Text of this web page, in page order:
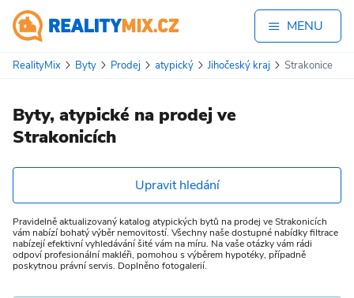
MENU
RealityMix Byty Prodej atypický Jihočeský kraj Strakonice
Byty, atypické na prodej ve
Strakonicích
Upravit hledání
Pravidelně aktualizovaný katalog atypických bytů na prodej ve Strakonicích
vám nabízí bohatý výběr nemovitostí. Všechny naše dostupné nabídky filtrace
nabízejí efektivní vyhledávání šité vám na míru. Na vaše otázky vám rádi
odpoví profesionální makléři, pomohou s výběrem hypotéky, případně
poskytnou právní servis. Doplněno fotogalerií.